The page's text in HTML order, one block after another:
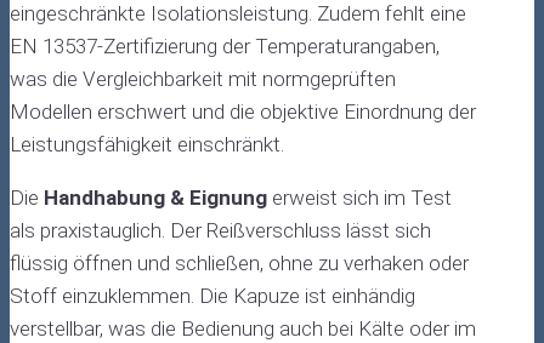
eingeschränkte Isolationsleistung. Zudem fehlt eine
EN 13537-Zertifizierung der Temperaturangaben,
was die Vergleichbarkeit mit normgeprüften
Modellen erschwert und die objektive Einordnung der
Leistungsfähigkeit einschränkt.
Die Handhabung & Eignung erweist sich im Test
als praxistauglich. Der Reißverschluss lässt sich
flüssig öffnen und schließen, ohne zu verhaken oder
Stoff einzuklemmen. Die Kapuze ist einhändig
verstellbar, was die Bedienung auch bei Kälte oder im